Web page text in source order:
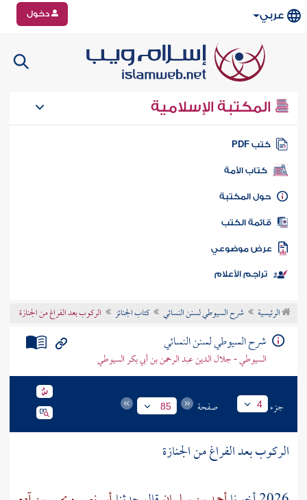
عربي دخول
المكتبة الإسلامية
كتب PDF
كتاب الأمة
المكتبة
الكتب
موضوعي
تراجم الأعلام
الرئيسية شرح السيوطي لسنن النسائي كتاب الجنائز الركوب بعد الفراغ من الجنازة
شرح السيوطي لسنن النسائي
السيوطي - جلال الدين عبد الرحمن بن أبي بكر السيوطي
جزء 4 صفحة 85
الركوب بعد الفراغ من الجنازة